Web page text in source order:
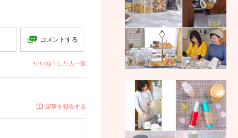
コメントする
いいね！した人一覧
記事を報告する